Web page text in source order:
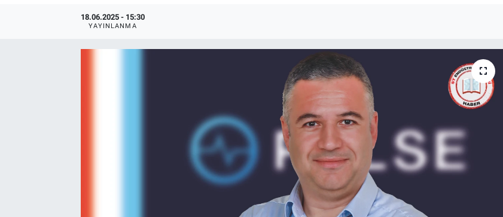
18.06.2025 - 15:30
YAYINLANMA
HaberOrtak
EndüstriST